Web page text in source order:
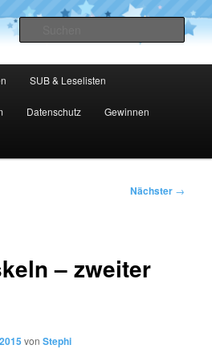
Blog
SUB & Leselisten
Datenschutz Gewinnen
Nächster →
– zweiter
vonStephi